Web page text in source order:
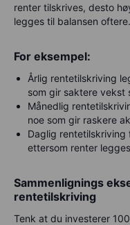
renter tilskrives, desto
legges til balansen oftere.
For eksempel:
Årlig rentetilskriving
som gir saktere vekst
Månedlig
noe som gir raskere
Daglig rentetilskriving
ettersom renter
Sammenlignings
rentetilskriving
Tenk at du investerer